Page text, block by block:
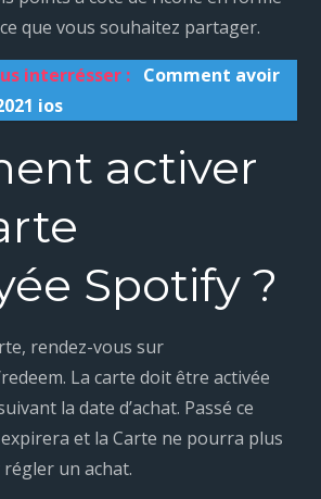
que vous souhaitez partager.
interrésser : Comment avoir
ios
activer
Spotify ?
rendez-vous sur
La carte doit être activée
la date d’achat. Passé ce
et la Carte ne pourra plus
un achat.